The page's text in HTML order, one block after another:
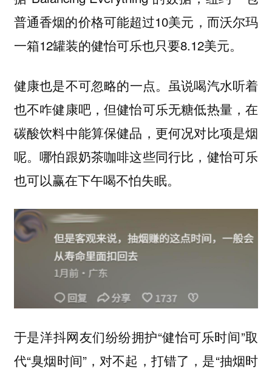
普通香烟的价格可能超过10美元，而沃尔玛
一箱12罐装的健怡可乐也只要8.12美元。
健康也是不可忽略的一点。虽说喝汽水听着
也不咋健康吧，但健怡可乐无糖低热量，在
碳酸饮料中能算保健品，更何况对比项是烟
呢。哪怕跟奶茶咖啡这些同行比，健怡可乐
也可以赢在下午喝不怕失眠。
于是洋抖网友们纷纷拥护“健怡可乐时间”取
代“臭烟时间”，对不起，打错了，是“抽烟时